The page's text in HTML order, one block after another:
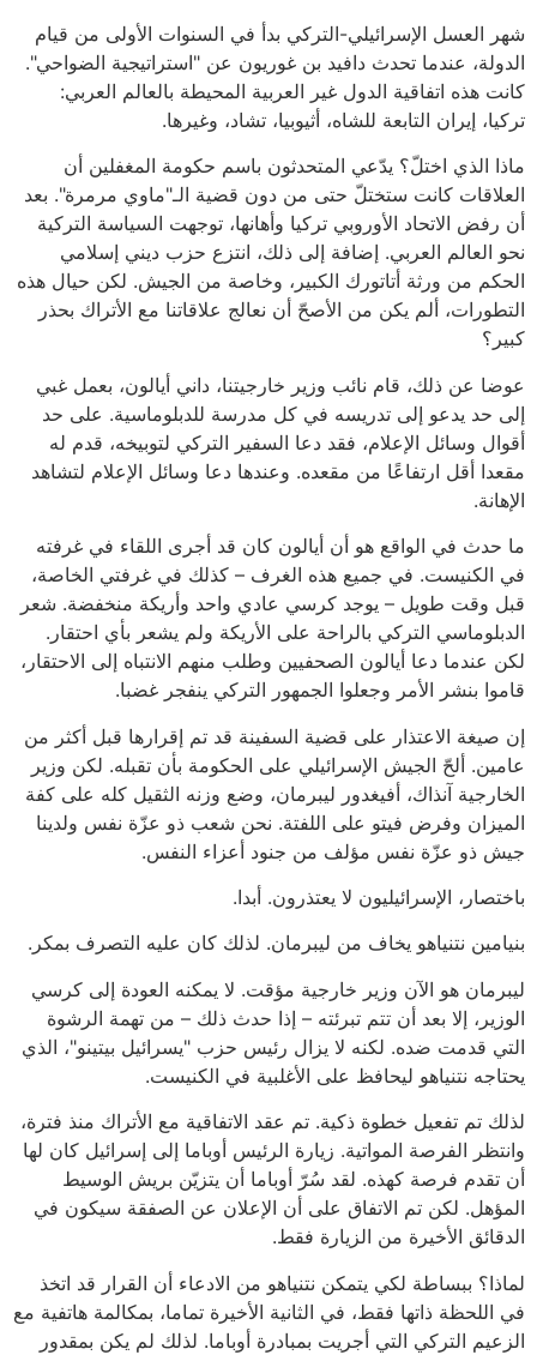
شهر العسل الإسرائيلي-التركي بدأ في السنوات الأولى من قيام
الدولة، عندما تحدث دافيد بن غوريون عن "استراتيجية الضواحي".
كانت هذه اتفاقية الدول غير العربية المحيطة بالعالم العربي:
تركيا، إيران التابعة للشاه، أثيوبيا، تشاد، وغيرها.
ماذا الذي اختلّ؟ يدّعي المتحدثون باسم حكومة المغفلين أن
العلاقات كانت ستختلّ حتى من دون قضية الـ"ماوي مرمرة". بعد
أن رفض الاتحاد الأوروبي تركيا وأهانها، توجهت السياسة التركية
نحو العالم العربي. إضافة إلى ذلك، انتزع حزب ديني إسلامي
الحكم من ورثة أتاتورك الكبير، وخاصة من الجيش. لكن حيال هذه
التطورات، ألم يكن من الأصحّ أن نعالج علاقاتنا مع الأتراك بحذر
كبير؟
عوضا عن ذلك، قام نائب وزير خارجيتنا، داني أيالون، بعمل غبي
إلى حد يدعو إلى تدريسه في كل مدرسة للدبلوماسية. على حد
أقوال وسائل الإعلام، فقد دعا السفير التركي لتوبيخه، قدم له
مقعدا أقل ارتفاعًا من مقعده. وعندها دعا وسائل الإعلام لتشاهد
الإهانة.
ما حدث في الواقع هو أن أيالون كان قد أجرى اللقاء في غرفته
في الكنيست. في جميع هذه الغرف – كذلك في غرفتي الخاصة،
قبل وقت طويل – يوجد كرسي عادي واحد وأريكة منخفضة. شعر
الدبلوماسي التركي بالراحة على الأريكة ولم يشعر بأي احتقار.
لكن عندما دعا أيالون الصحفيين وطلب منهم الانتباه إلى الاحتقار،
قاموا بنشر الأمر وجعلوا الجمهور التركي ينفجر غضبا.
إن صيغة الاعتذار على قضية السفينة قد تم إقرارها قبل أكثر من
عامين. ألحّ الجيش الإسرائيلي على الحكومة بأن تقبله. لكن وزير
الخارجية آنذاك، أفيغدور ليبرمان، وضع وزنه الثقيل كله على كفة
الميزان وفرض فيتو على اللفتة. نحن شعب ذو عزّة نفس ولدينا
جيش ذو عزّة نفس مؤلف من جنود أعزاء النفس.
باختصار، الإسرائيليون لا يعتذرون. أبدا.
بنيامين نتنياهو يخاف من ليبرمان. لذلك كان عليه التصرف بمكر.
ليبرمان هو الآن وزير خارجية مؤقت. لا يمكنه العودة إلى كرسي
الوزير، إلا بعد أن تتم تبرئته – إذا حدث ذلك – من تهمة الرشوة
التي قدمت ضده. لكنه لا يزال رئيس حزب "يسرائيل بيتينو"، الذي
يحتاجه نتنياهو ليحافظ على الأغلبية في الكنيست.
لذلك تم تفعيل خطوة ذكية. تم عقد الاتفاقية مع الأتراك منذ فترة،
وانتظر الفرصة المواتية. زيارة الرئيس أوباما إلى إسرائيل كان لها
أن تقدم فرصة كهذه. لقد سُرّ أوباما أن يتزيّن بريش الوسيط
المؤهل. لكن تم الاتفاق على أن الإعلان عن الصفقة سيكون في
الدقائق الأخيرة من الزيارة فقط.
لماذا؟ ببساطة لكي يتمكن نتنياهو من الادعاء أن القرار قد اتخذ
في اللحظة ذاتها فقط، في الثانية الأخيرة تماما، بمكالمة هاتفية مع
الزعيم التركي التي أجريت بمبادرة أوباما. لذلك لم يكن بمقدور